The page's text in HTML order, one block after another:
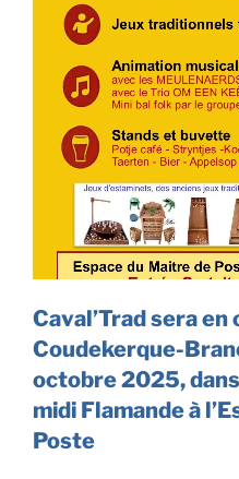
Caval’Trad sera en
Coudekerque-
octobre 2025,
midi Flamande à
Poste